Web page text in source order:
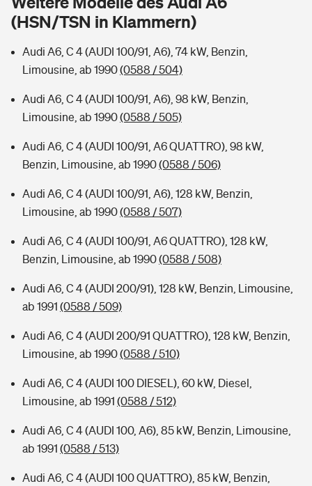
Hochwasser-Check: Wie gefährdet ist Ihr Haus?
Wer versichert was: Jetzt Versicherer finden
Sie haben Fragen?
Private Cyberversicherung
Musikinstrumentenversicherung
Zur Übersicht
Tools
Kinderunfall-Check: Mehr Sicherheit für deine Kids
Sie haben Fragen?
Rentenrechner: Wie viel Geld bekomme ich im Alter?
(HSN/TSN in Klammern)
Audi A6, C 4 (AUDI 100/91, A6), 74 kW, Benzin,
Limousine, ab 1990(0588 / 504)
Audi A6, C 4 (AUDI 100/91, A6), 98 kW, Benzin,
Limousine, ab 1990(0588 / 505)
Audi A6, C 4 (AUDI 100/91, A6 QUATTRO), 98 kW,
Benzin, Limousine, ab 1990(0588 / 506)
Audi A6, C 4 (AUDI 100/91, A6), 128 kW, Benzin,
Limousine, ab 1990(0588 / 507)
Audi A6, C 4 (AUDI 100/91, A6 QUATTRO), 128 kW,
Benzin, Limousine, ab 1990(0588 / 508)
Audi A6, C 4 (AUDI 200/91), 128 kW, Benzin, Limousine,
ab 1991 (0588 / 509)
Audi A6, C 4 (AUDI 200/91 QUATTRO), 128 kW, Benzin,
Limousine, ab 1990(0588 / 510)
Audi A6, C 4 (AUDI 100 DIESEL), 60 kW, Diesel,
Limousine, ab 1991 (0588 / 512)
Audi A6, C 4 (AUDI 100, A6), 85 kW, Benzin, Limousine,
ab 1991 (0588 / 513)
Audi A6, C 4 (AUDI 100 QUATTRO), 85 kW, Benzin,